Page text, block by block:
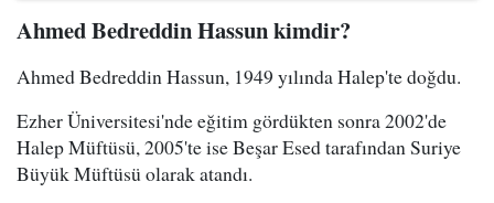
Ahmed Bedreddin Hassun kimdir?
Ahmed Bedreddin Hassun, 1949 yılında Halep'te doğdu.
Ezher Üniversitesi'nde eğitim gördükten sonra 2002'de
Halep Müftüsü, 2005'te ise Beşar Esed tarafından Suriye
Büyük Müftüsü olarak atandı.